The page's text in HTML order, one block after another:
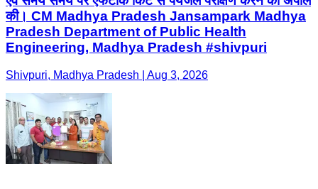
की। CM Madhya Pradesh Jansampark Madhya
Pradesh Department of Public Health
Engineering, Madhya Pradesh #shivpuri
Shivpuri, Madhya Pradesh | Aug 3, 2026